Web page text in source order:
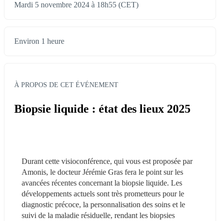
Mardi 5 novembre 2024 à 18h55 (CET)
Environ 1 heure
À PROPOS DE CET ÉVÉNEMENT
Biopsie liquide : état des lieux 2025
Durant cette visioconférence, qui vous est proposée par
Amonis, le docteur Jérémie Gras fera le point sur les
avancées récentes concernant la biopsie liquide. Les
développements actuels sont très prometteurs pour le
diagnostic précoce, la personnalisation des soins et le
suivi de la maladie résiduelle, rendant les biopsies